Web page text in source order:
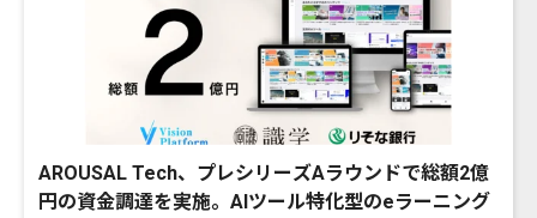
AROUSAL Tech、プレシリーズAラウンドで総額2億
円の資金調達を実施。AIツール特化型のeラーニング